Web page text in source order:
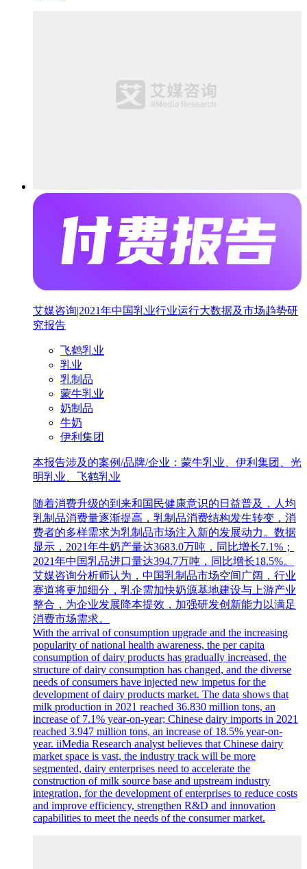
艾媒咨询|2021年中国乳业行业运行大数据及市场趋势研
究报告
飞鹤乳业
乳业
乳制品
蒙牛乳业
奶制品
牛奶
伊利集团
本报告涉及的案例/品牌/企业：蒙牛乳业、伊利集团、光
明乳业、飞鹤乳业
随着消费升级的到来和国民健康意识的日益普及，人均
乳制品消费量逐渐提高，乳制品消费结构发生转变，消
费者的多样需求为乳制品市场注入新的发展动力。数据
显示，2021年牛奶产量达3683.0万吨，同比增长7.1%；
2021年中国乳品进口量达394.7万吨，同比增长18.5%。
艾媒咨询分析师认为，中国乳制品市场空间广阔，行业
赛道将更加细分，乳企需加快奶源基地建设与上游产业
整合，为企业发展降本提效，加强研发创新能力以满足
消费市场需求。
With the arrival of consumption upgrade and the increasing
popularity of national health awareness, the per capita
consumption of dairy products has gradually increased, the
structure of dairy consumption has changed, and the diverse
needs of consumers have injected new impetus for the
development of dairy products market. The data shows that
milk production in 2021 reached 36.830 million tons, an
increase of 7.1% year-on-year; Chinese dairy imports in 2021
reached 3.947 million tons, an increase of 18.5% year-on-
year. iiMedia Research analyst believes that Chinese dairy
market space is vast, the industry track will be more
segmented, dairy enterprises need to accelerate the
construction of milk source base and upstream industry
integration, for the development of enterprises to reduce costs
and improve efficiency, strengthen R&D and innovation
capabilities to meet the needs of the consumer market.